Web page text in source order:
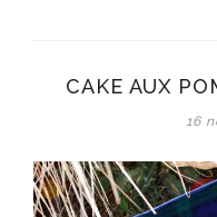
sans
CAKE AUX
16